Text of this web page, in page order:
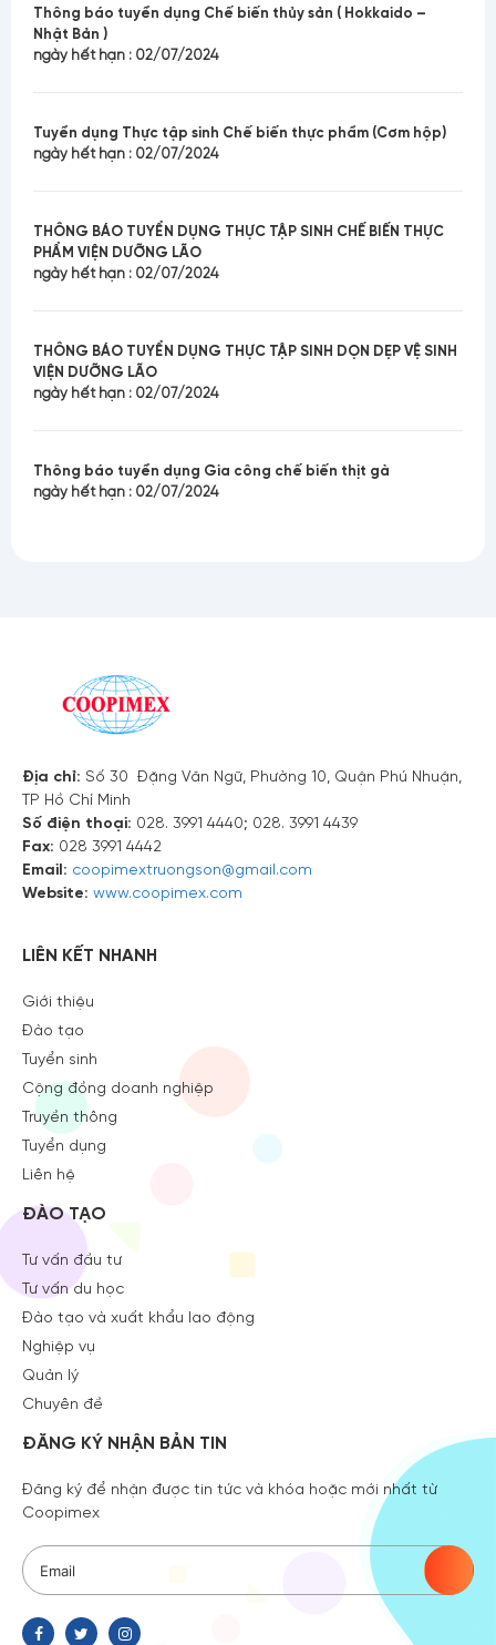
Thông báo tuyển dụng Chế biến thủy sản ( Hokkaido –
Nhật Bản )
ngày hết hạn : 02/07/2024
Tuyển dụng Thực tập sinh Chế biến thực phẩm (Cơm hộp)
ngày hết hạn : 02/07/2024
THÔNG BÁO TUYỂN DỤNG THỰC TẬP SINH CHẾ BIẾN THỰC
PHẨM VIỆN DƯỠNG LÃO
ngày hết hạn : 02/07/2024
THÔNG BÁO TUYỂN DỤNG THỰC TẬP SINH DỌN DẸP VỆ SINH
VIỆN DƯỠNG LÃO
ngày hết hạn : 02/07/2024
Thông báo tuyển dụng Gia công chế biến thịt gà
ngày hết hạn : 02/07/2024
Địa chỉ: Số 30 Đặng Văn Ngữ, Phường 10, Quận Phú Nhuận,
TP Hồ Chí Minh
Số điện thoại: 028. 3991 4440; 028. 3991 4439
Fax: 028 3991 4442
Email: coopimextruongson@gmail.com
Website: www.coopimex.com
LIÊN KẾT NHANH
Giới thiệu
Đào tạo
Tuyển sinh
Cộng đồng doanh nghiệp
Truyền thông
Tuyển dụng
Liên hệ
ĐÀO TẠO
Tư vấn đầu tư
Tư vấn du học
Đào tạo và xuất khẩu lao động
Nghiệp vụ
Quản lý
Chuyên đề
ĐĂNG KÝ NHẬN BẢN TIN
Đăng ký để nhận được tin tức và khóa hoặc mới nhất từ
Coopimex